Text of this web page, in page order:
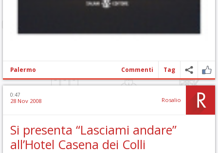
Palermo Commenti Tag
0:47
28 Nov 2008 Rosalio
Si presenta “Lasciami andare”
all’Hotel Casena dei Colli